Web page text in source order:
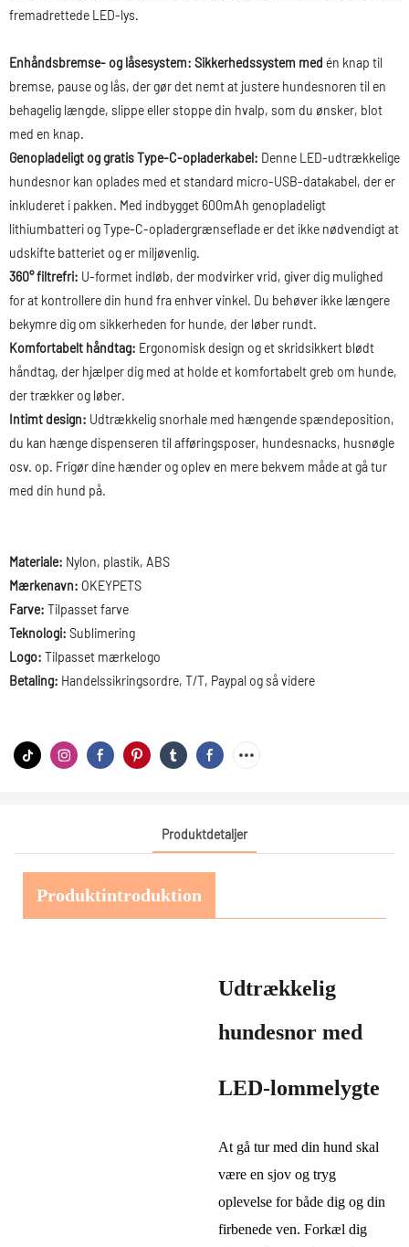
fremadrettede LED-lys.
Enhåndsbremse- og låsesystem: Sikkerhedssystem med én knap til
bremse, pause og lås, der gør det nemt at justere hundesnoren til en
behagelig længde, slippe eller stoppe din hvalp, som du ønsker, blot
med en knap.
Genopladeligt og gratis Type-C-opladerkabel: Denne LED-udtrækkelige
hundesnor kan oplades med et standard micro-USB-datakabel, der er
inkluderet i pakken. Med indbygget 600mAh genopladeligt
lithiumbatteri og Type-C-opladergrænseflade er det ikke nødvendigt at
udskifte batteriet og er miljøvenlig.
360° filtrefri: U-formet indløb, der modvirker vrid, giver dig mulighed
for at kontrollere din hund fra enhver vinkel. Du behøver ikke længere
bekymre dig om sikkerheden for hunde, der løber rundt.
Komfortabelt håndtag: Ergonomisk design og et skridsikkert blødt
håndtag, der hjælper dig med at holde et komfortabelt greb om hunde,
der trækker og løber.
Intimt design: Udtrækkelig snorhale med hængende spændeposition,
du kan hænge dispenseren til afføringsposer, hundesnacks, husnøgle
osv. op. Frigør dine hænder og oplev en mere bekvem måde at gå tur
med din hund på.
Materiale: Nylon, plastik, ABS
Mærkenavn: OKEYPETS
Farve: Tilpasset farve
Teknologi: Sublimering
Logo: Tilpasset mærkelogo
Betaling: Handelssikringsordre, T/T, Paypal og så videre
Produktdetaljer
Produktintroduktion
Udtrækkelig
hundesnor med
LED-lommelygte
At gå tur med din hund skal
være en sjov og tryg
oplevelse for både dig og din
firbenede ven. Forkæl dig